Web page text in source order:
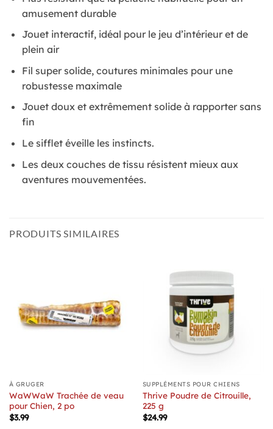
amusement durable
Jouet interactif, idéal pour le jeu d’intérieur et de
plein air
Fil super solide, coutures minimales pour une
robustesse maximale
Jouet doux et extrêmement solide à rapporter sans
fin
Le sifflet éveille les instincts.
Les deux couches de tissu résistent mieux aux
aventures mouvementées.
PRODUITS SIMILAIRES
À GRUGER
WaWWaW Trachée de veau
pour Chien, 2 po
$3.99
SUPPLÉMENTS POUR CHIENS
Thrive Poudre de Citrouille,
225 g
$24.99